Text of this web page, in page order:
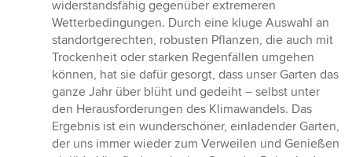
widerstandsfähig gegenüber extremeren
Wetterbedingungen. Durch eine kluge Auswahl an
standortgerechten, robusten Pflanzen, die auch mit
Trockenheit oder starken Regenfällen umgehen
können, hat sie dafür gesorgt, dass unser Garten das
ganze Jahr über blüht und gedeiht – selbst unter
den Herausforderungen des Klimawandels. Das
Ergebnis ist ein wunderschöner, einladender Garten,
der uns immer wieder zum Verweilen und Genießen